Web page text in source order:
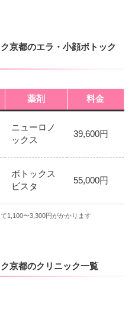
京都のエラ・小顔ボトック
薬剤 料金
ニューロノ
ックス
39,600円
ボトックス
ビスタ
55,000円
1,100〜3,300円がかかります
京都のクリニック一覧